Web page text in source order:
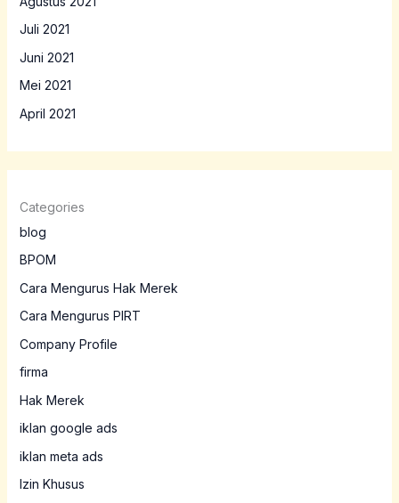
Juli 2021
Juni 2021
Mei 2021
April 2021
Categories
blog
BPOM
Cara Mengurus Hak Merek
Cara Mengurus PIRT
Company Profile
firma
Hak Merek
iklan google ads
iklan meta ads
Izin Khusus